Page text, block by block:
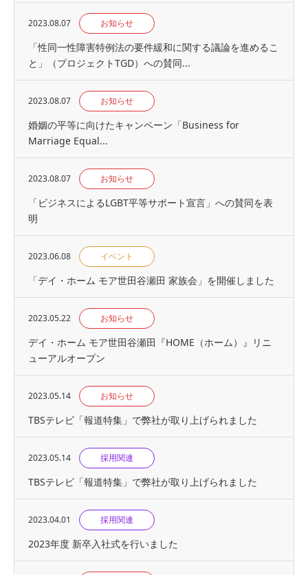
2023.08.07 お知らせ
「性同一性障害特例法の要件緩和に関する議論を進めるこ
と」（プロジェクトTGD）への賛同...
2023.08.07 お知らせ
婚姻の平等に向けたキャンペーン「Business for
Marriage Equal...
2023.08.07 お知らせ
「ビジネスによるLGBT平等サポート宣言」への賛同を表
明
2023.06.08 イベント
「デイ・ホーム モア世田谷瀬田 家族会」を開催しました
2023.05.22 お知らせ
デイ・ホーム モア世田谷瀬田『HOME（ホーム）』リニ
ューアルオープン
2023.05.14 お知らせ
TBSテレビ「報道特集」で弊社が取り上げられました
2023.05.14 採用関連
TBSテレビ「報道特集」で弊社が取り上げられました
2023.04.01 採用関連
2023年度 新卒入社式を行いました